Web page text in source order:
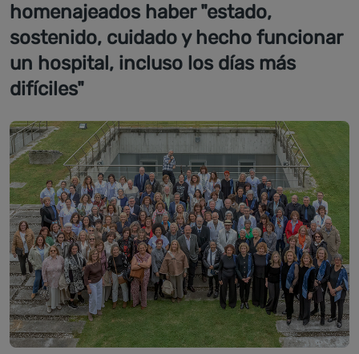
homenajeados haber "estado,
sostenido, cuidado y hecho funcionar
un hospital, incluso los días más
difíciles"